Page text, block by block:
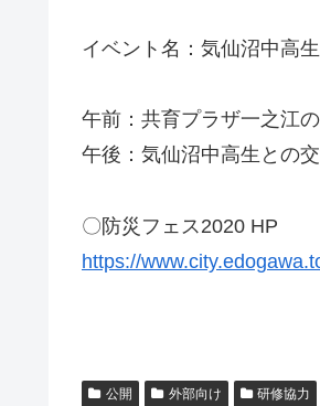
イベント名：気仙沼中高
午前：共育プラザ一之江
午後：気仙沼中高生との
〇防災フェス2020 HP
https://
公開 外部向け 研修協力